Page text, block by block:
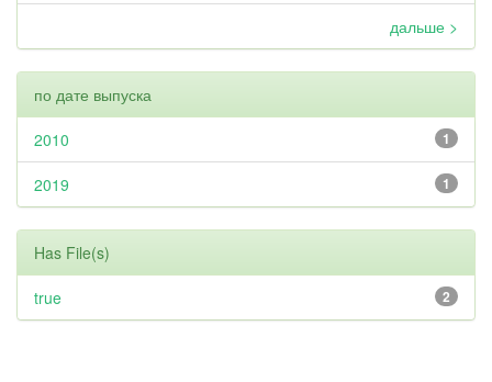
дальше >
по дате выпуска
1
2010
1
2019
Has File(s)
2
true